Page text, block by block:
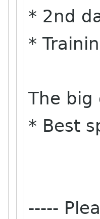
* 2nd
*
The big
* Best
-----